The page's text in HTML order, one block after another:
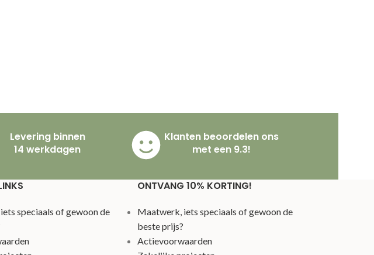
Levering binnen
14 werkdagen
Klanten beoordelen ons
met een 9.3!
speciaals of gewoon de
ONTVANG 10% KORTING!
Maatwerk, iets speciaals of gewoon de
beste prijs?
Actievoorwaarden